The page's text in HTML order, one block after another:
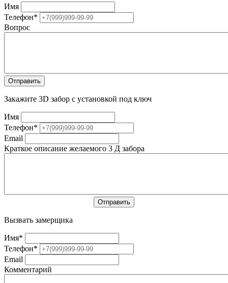
Имя
Телефон*
Вопрос
Закажите 3D забор с установкой под ключ
Имя
Телефон*
Email
Краткое описание желаемого 3 Д забора
Вызвать замерщика
Имя*
Телефон*
Email
Комментарий